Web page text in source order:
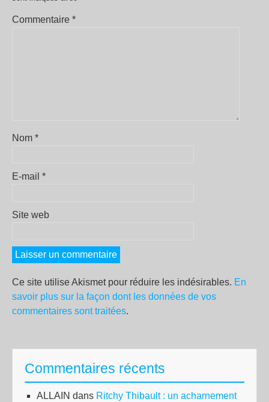
Commentaire *
Nom *
E-mail *
Site web
Ce site utilise Akismet pour réduire les indésirables. En
savoir plus sur la façon dont les données de vos
commentaires sont traitées.
Commentaires récents
ALLAIN dans Ritchy Thibault : un acharnement